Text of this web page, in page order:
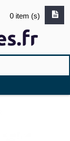
0 item (s)